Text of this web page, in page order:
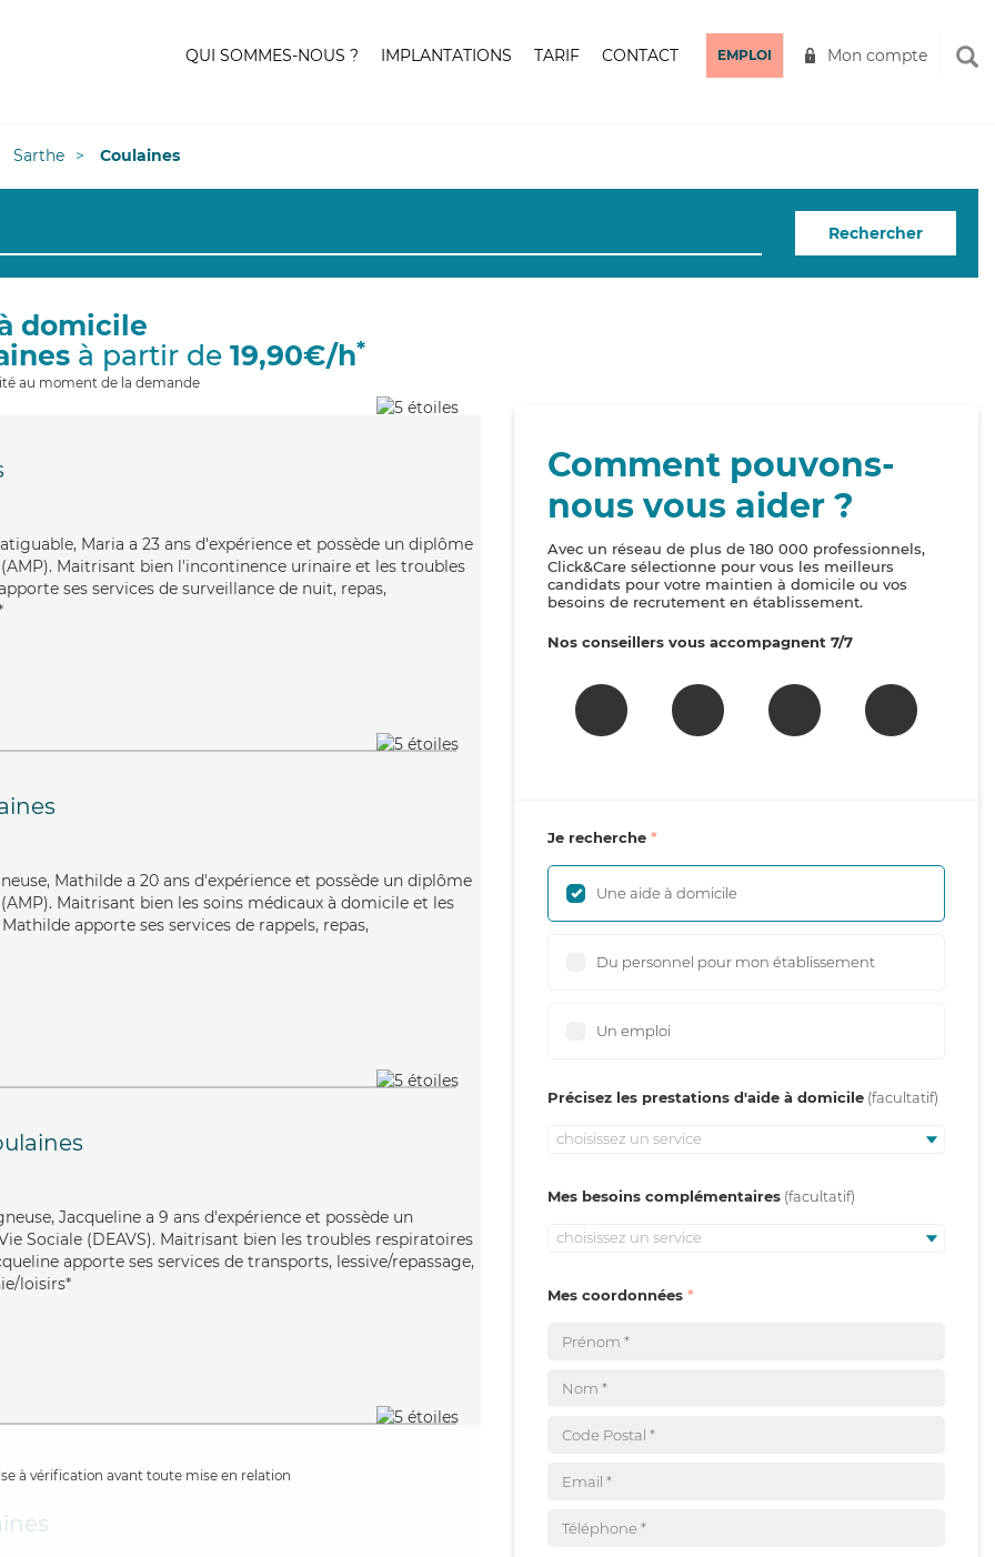
QUI SOMMES-NOUS ? IMPLANTATIONS TARIF CONTACT EMPLOI Mon compte
Sarthe Coulaines
Rechercher
domicile
à partir de 19,90€/h*
au moment de la demande
Maria a 23 ans d'expérience et possède un diplôme
Maitrisant bien l'incontinence urinaire et les troubles
ses services de surveillance de nuit, repas,
Mathilde a 20 ans d'expérience et possède un diplôme
Maitrisant bien les soins médicaux à domicile et les
apporte ses services de rappels, repas,
Jacqueline a 9 ans d'expérience et possède un
Sociale (DEAVS). Maitrisant bien les troubles respiratoires
apporte ses services de transports, lessive/repassage,
loisirs*
à vérification avant toute mise en relation
Comment pouvons-
nous vous aider ?
Avec un réseau de plus de 180 000 professionnels,
Click&Care sélectionne pour vous les meilleurs
candidats pour votre maintien à domicile ou vos
besoins de recrutement en établissement.
Nos conseillers vous accompagnent 7/7
Je recherche
Une aide à domicile
Du personnel pour mon établissement
Un emploi
Précisez les prestations d'aide à domicile
choisissez un service
Mes besoins complémentaires
choisissez un service
Mes coordonnées